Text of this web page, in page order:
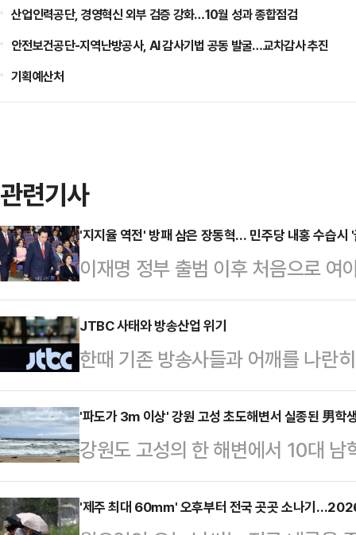
산업인력공단, 경영혁신 외부 검증 강화…10월 성과 종합점검
안전보건공단-지역난방공사, AI 감사기법 공동 발굴…교차감사 추진
기획예산처
관련기사
'지지율 역전' 방패 삼은 장동혁… 민주당 내홍 수습시
이재명 정부 출범 이후 처음으로 여
가가 엇갈리고 있다. 장동혁 대표의
기 때문이다. 지지율이 꺾이면 자연
미치고 있는 더불어민주당의 내홍
이라는 분석이 나온다.22일 국민의
며 퇴원 시점을 검토하는 것으로
는데, 올해 초 쌍특검(통일교·공천
영향을 미쳤다고 전…
JTBC 사태와 방송산업 위기
한때 기존 방송사들과 어깨를 나란
JTBC가 위기에 처해 충격을 주고
JTBC, 콘텐트리중앙, 메가박스중
난 15일 서울회생법원에 기업회생
12일 206억원 규모 유동화 차입금
사흘 만의 일이다.JTBC의 위기가
'파도가 3m 이상' 강원 고성 초도해변서 실종된 男학
강원도 고성의 한 해변에서 10대
간 수색에 나섰으나 아직까지 실종
고성군 초도해변에서 고등학생 A
'제주 최대 60㎜' 오후부터 전국 곳곳 소나기